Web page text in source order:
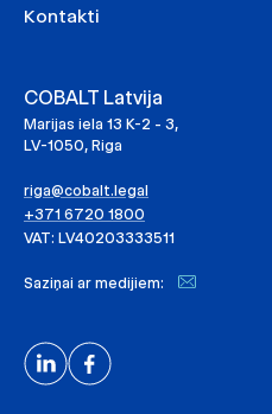
Kontakti
COBALT Latvija
Marijas iela 13 K-2 - 3,
LV-1050, Riga
riga@cobalt.legal
+371 6720 1800
VAT: LV40203333511
Saziņai ar medijiem: